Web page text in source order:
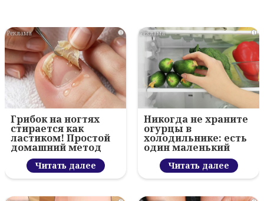
i
Грибок на ногтях
стирается как
ластиком! Простой
домашний метод
Читать далее
i
Никогда не храните
огурцы в
холодильнике: есть
один маленький
секрет
Читать далее